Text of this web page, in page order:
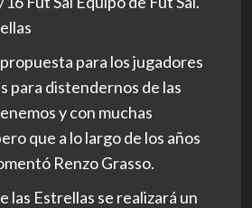
para los jugadores
para distendernos de las
y con muchas
que a lo largo de los años
Renzo Grasso.
las Estrellas se realizará un